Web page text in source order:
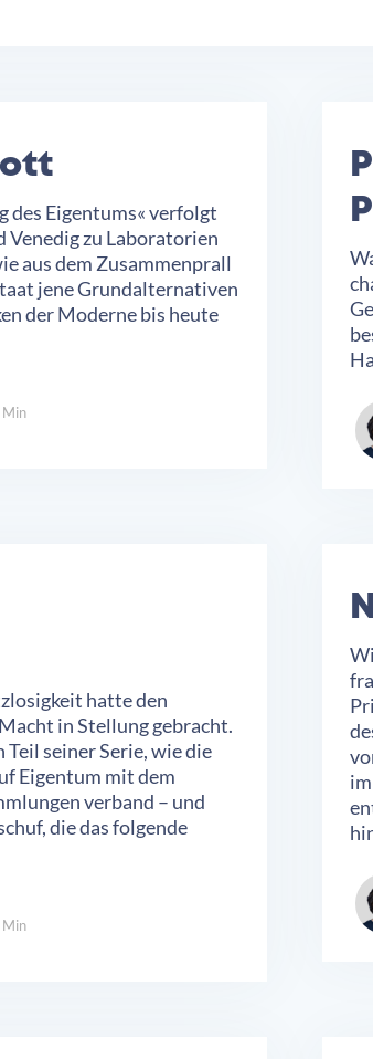
des Eigentums« verfolgt
Venedig zu Laboratorien
aus dem Zusammenprall
jene Grundalternativen
der Moderne bis heute
hatte den
in Stellung gebracht.
seiner Serie, wie die
Eigentum mit dem
verband – und
die das folgende